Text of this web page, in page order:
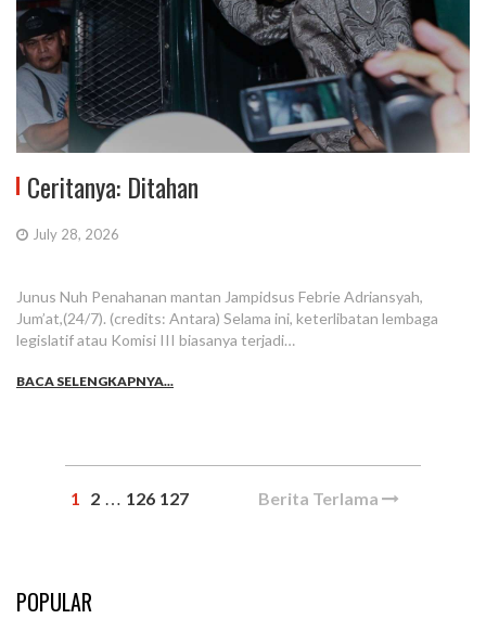
Ceritanya: Ditahan
July 28, 2026
Junus Nuh Penahanan mantan Jampidsus Febrie Adriansyah,
Jum’at,(24/7). (credits: Antara) Selama ini, keterlibatan lembaga
legislatif atau Komisi III biasanya terjadi…
BACA SELENGKAPNYA...
1 2 … 126 127 Berita Terlama
POPULAR